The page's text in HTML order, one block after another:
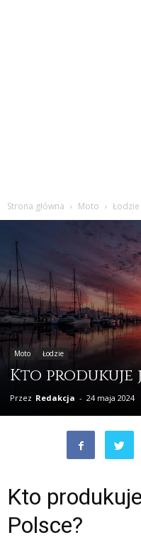
Strona główna Moto Łodzie
Moto Łodzie
Kto produkuje
Przez Redakcja - 24 maja 2024
Kto
Polsce?